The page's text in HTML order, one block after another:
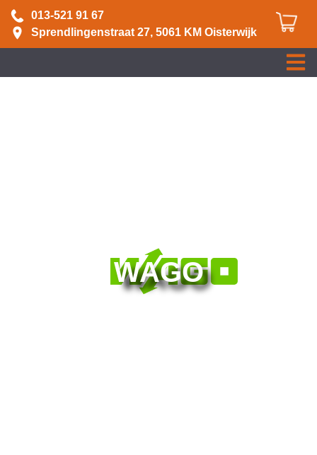
013-521 91 67
Sprendlingenstraat 27, 5061 KM Oisterwijk
WAGO